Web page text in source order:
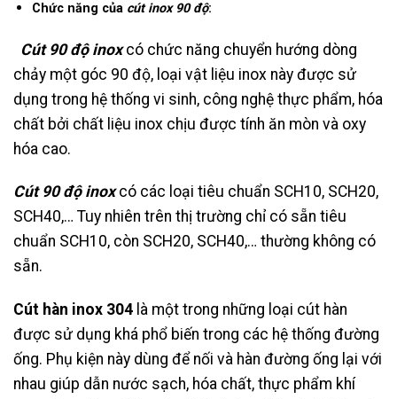
Chức năng của cút inox 90 độ:
Cút 90 độ inoxcó chức năng chuyển hướng dòng
chảy một góc 90 độ, loại vật liệu inox này được sử
dụng trong hệ thống vi sinh, công nghệ thực phẩm, hóa
chất bởi chất liệu inox chịu được tính ăn mòn và oxy
hóa cao.
Cút 90 độ inoxcó các loại tiêu chuẩn SCH10, SCH20,
SCH40,… Tuy nhiên trên thị trường chỉ có sẵn tiêu
chuẩn SCH10, còn SCH20, SCH40,… thường không có
sẵn.
Cút hàn inox 304 là một trong những loại cút hàn
được sử dụng khá phổ biến trong các hệ thống đường
ống. Phụ kiện này dùng để nối và hàn đường ống lại với
nhau giúp dẫn nước sạch, hóa chất, thực phẩm khí